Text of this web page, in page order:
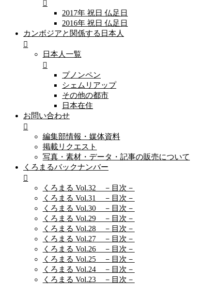
2017年 祝日 仏足日
2016年 祝日 仏足日
カンボジアと関係する日本人
日本人一覧
プノンペン
シェムリアップ
その他の都市
日本在住
お問い合わせ
編集部情報・媒体資料
掲載リクエスト
写真・素材・データ・記事の販売について
くろまるバックナンバー
くろまる Vol.32 －目次－
くろまる Vol.31 －目次－
くろまる Vol.30 －目次－
くろまる Vol.29 －目次－
くろまる Vol.28 －目次－
くろまる Vol.27 －目次－
くろまる Vol.26 －目次－
くろまる Vol.25 －目次－
くろまる Vol.24 －目次－
くろまる Vol.23 －目次－